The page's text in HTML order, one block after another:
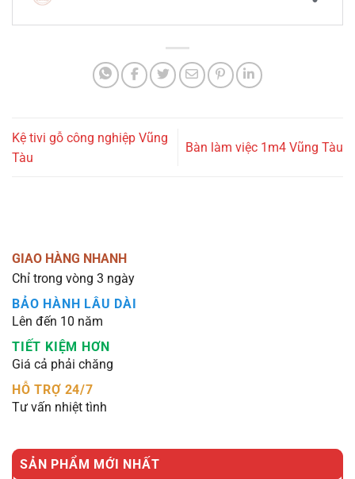
Kệ tivi gỗ công nghiệp Vũng
Tàu
Bàn làm việc 1m4 Vũng Tàu
GIAO HÀNG NHANH
Chỉ trong vòng 3 ngày
BẢO HÀNH LÂU DÀI
Lên đến 10 năm
TIẾT KIỆM HƠN
Giá cả phải chăng
HỖ TRỢ 24/7
Tư vấn nhiệt tình
SẢN PHẨM MỚI NHẤT